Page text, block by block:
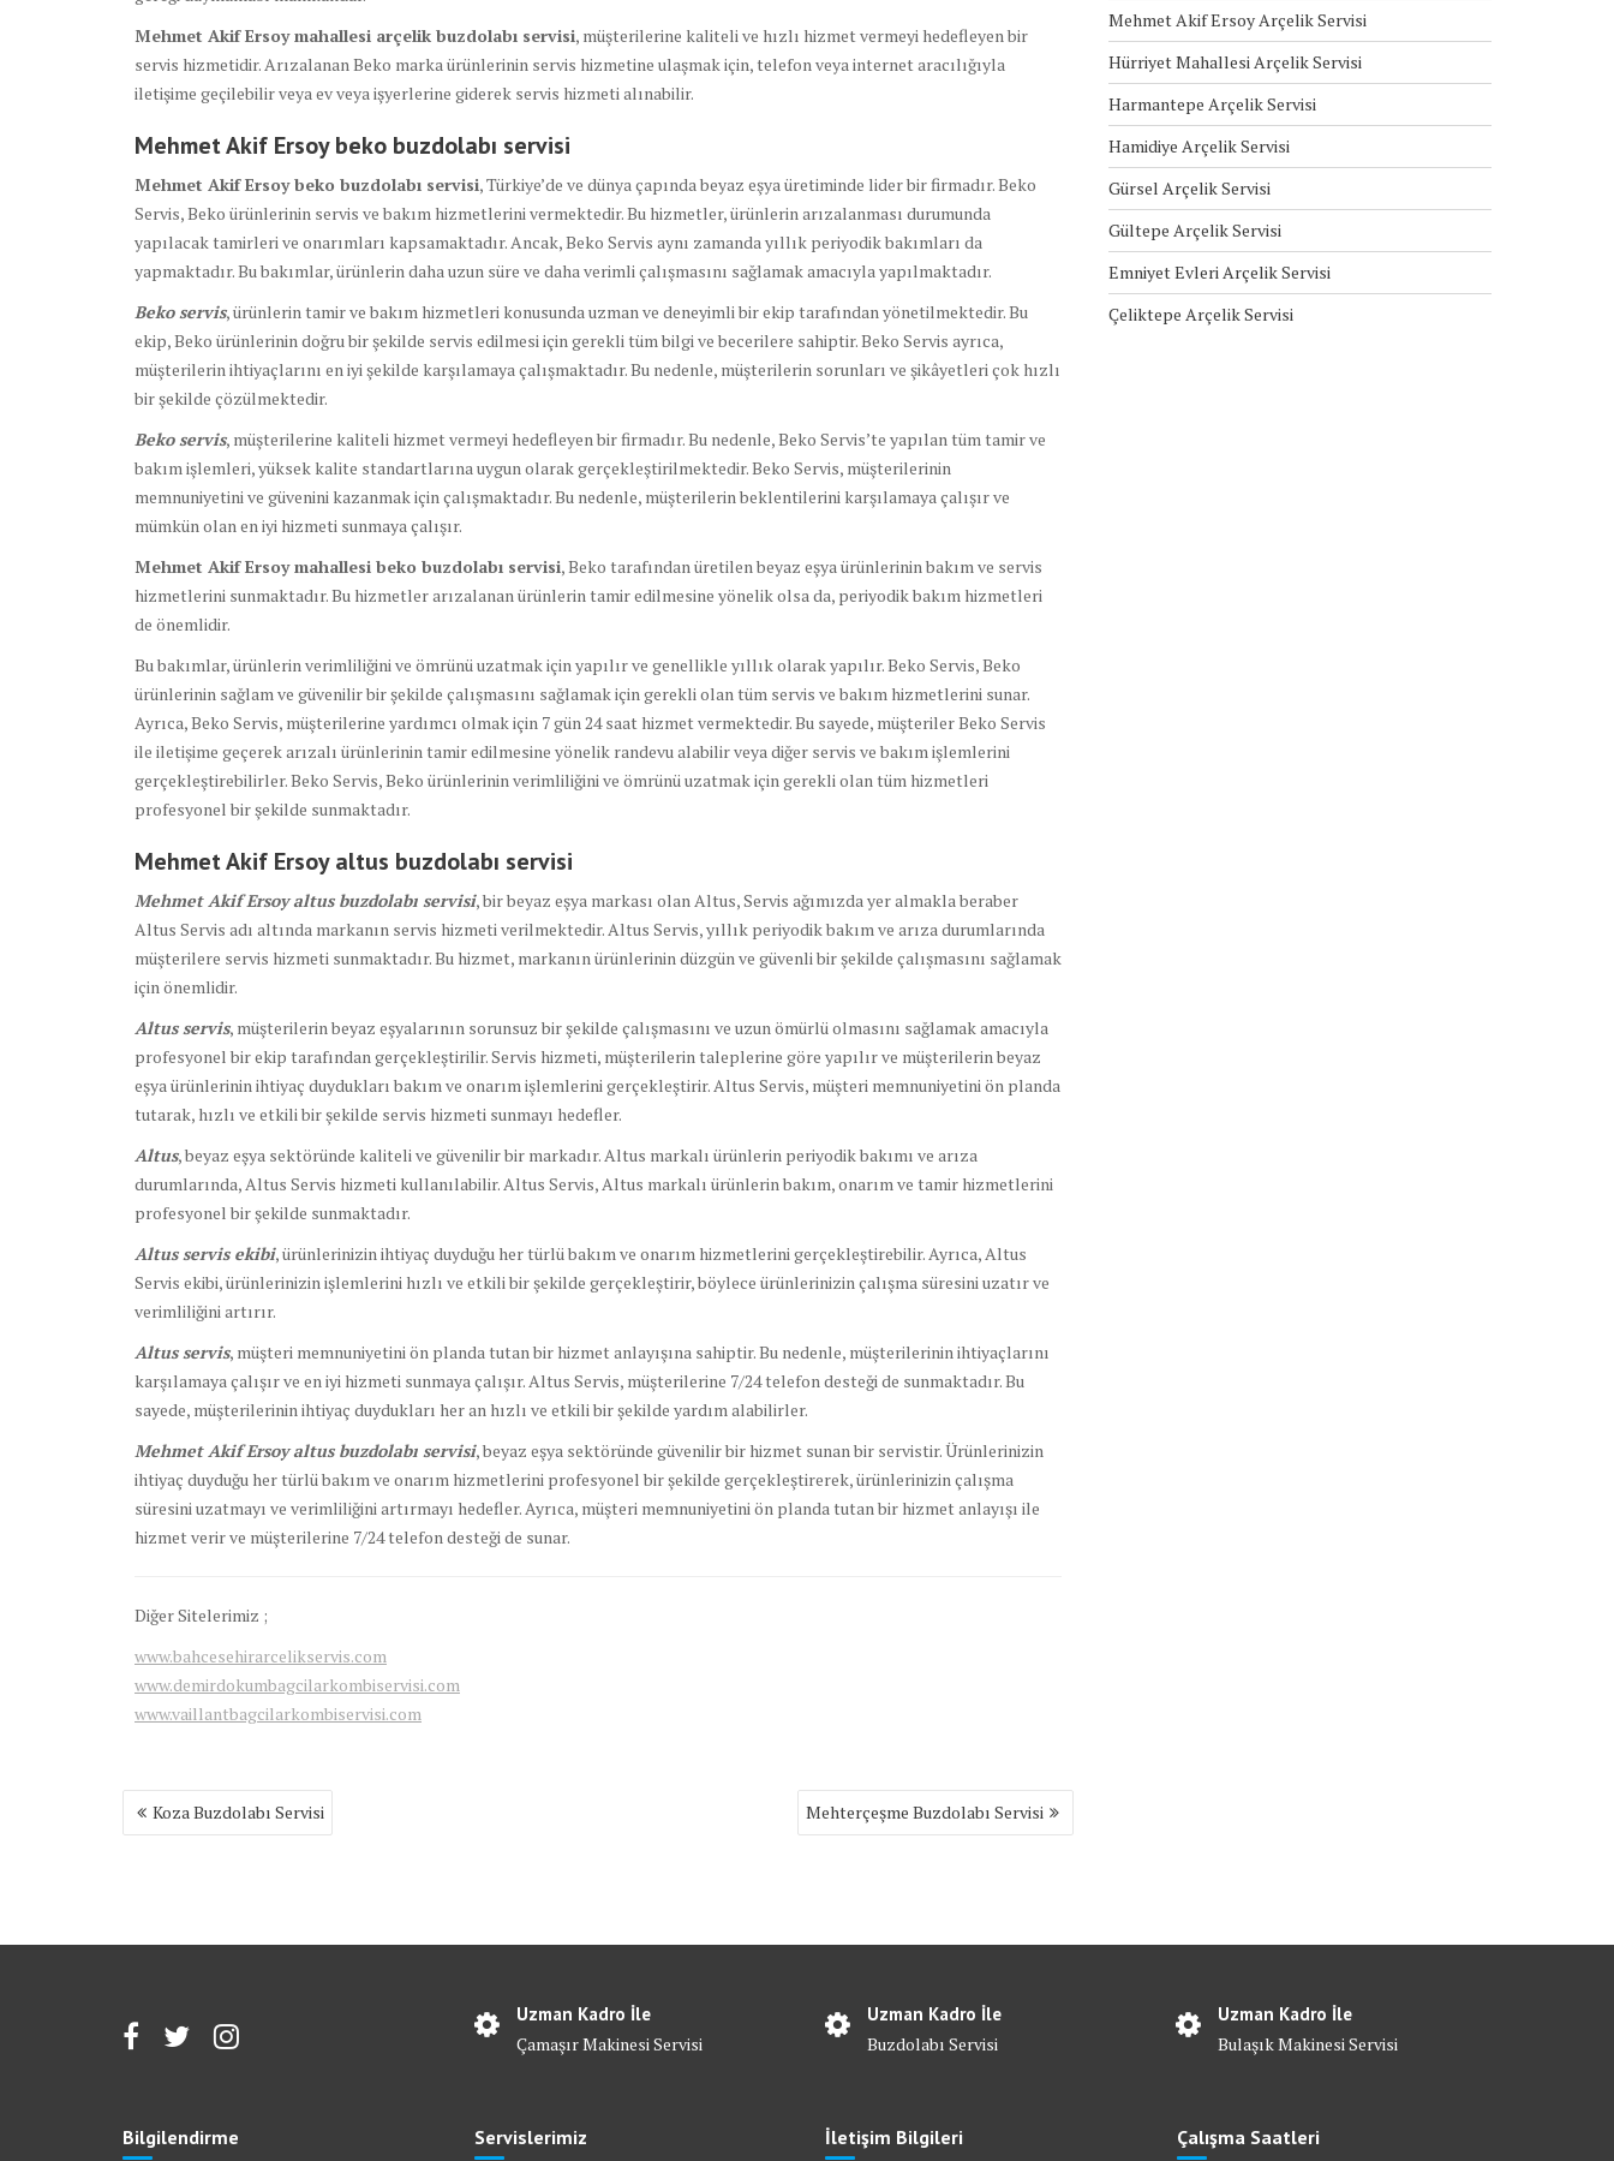
Mehmet Akif Ersoy mahallesi arçelik buzdolabı servisi, müşterilerine kaliteli ve hızlı hizmet vermeyi hedefleyen bir
servis hizmetidir. Arızalanan Beko marka ürünlerinin servis hizmetine ulaşmak için, telefon veya internet aracılığıyla
iletişime geçilebilir veya ev veya işyerlerine giderek servis hizmeti alınabilir.
Mehmet Akif Ersoy beko buzdolabı servisi
Mehmet Akif Ersoy beko buzdolabı servisi, Türkiye’de ve dünya çapında beyaz eşya üretiminde lider bir firmadır. Beko
Servis, Beko ürünlerinin servis ve bakım hizmetlerini vermektedir. Bu hizmetler, ürünlerin arızalanması durumunda
yapılacak tamirleri ve onarımları kapsamaktadır. Ancak, Beko Servis aynı zamanda yıllık periyodik bakımları da
yapmaktadır. Bu bakımlar, ürünlerin daha uzun süre ve daha verimli çalışmasını sağlamak amacıyla yapılmaktadır.
Beko servis, ürünlerin tamir ve bakım hizmetleri konusunda uzman ve deneyimli bir ekip tarafından yönetilmektedir. Bu
ekip, Beko ürünlerinin doğru bir şekilde servis edilmesi için gerekli tüm bilgi ve becerilere sahiptir. Beko Servis ayrıca,
müşterilerin ihtiyaçlarını en iyi şekilde karşılamaya çalışmaktadır. Bu nedenle, müşterilerin sorunları ve şikâyetleri çok hızlı
bir şekilde çözülmektedir.
Beko servis, müşterilerine kaliteli hizmet vermeyi hedefleyen bir firmadır. Bu nedenle, Beko Servis’te yapılan tüm tamir ve
bakım işlemleri, yüksek kalite standartlarına uygun olarak gerçekleştirilmektedir. Beko Servis, müşterilerinin
memnuniyetini ve güvenini kazanmak için çalışmaktadır. Bu nedenle, müşterilerin beklentilerini karşılamaya çalışır ve
mümkün olan en iyi hizmeti sunmaya çalışır.
Mehmet Akif Ersoy mahallesi beko buzdolabı servisi, Beko tarafından üretilen beyaz eşya ürünlerinin bakım ve servis
hizmetlerini sunmaktadır. Bu hizmetler arızalanan ürünlerin tamir edilmesine yönelik olsa da, periyodik bakım hizmetleri
de önemlidir.
Bu bakımlar, ürünlerin verimliliğini ve ömrünü uzatmak için yapılır ve genellikle yıllık olarak yapılır. Beko Servis, Beko
ürünlerinin sağlam ve güvenilir bir şekilde çalışmasını sağlamak için gerekli olan tüm servis ve bakım hizmetlerini sunar.
Ayrıca, Beko Servis, müşterilerine yardımcı olmak için 7 gün 24 saat hizmet vermektedir. Bu sayede, müşteriler Beko Servis
ile iletişime geçerek arızalı ürünlerinin tamir edilmesine yönelik randevu alabilir veya diğer servis ve bakım işlemlerini
gerçekleştirebilirler. Beko Servis, Beko ürünlerinin verimliliğini ve ömrünü uzatmak için gerekli olan tüm hizmetleri
profesyonel bir şekilde sunmaktadır.
Mehmet Akif Ersoy altus buzdolabı servisi
Mehmet Akif Ersoy altus buzdolabı servisi, bir beyaz eşya markası olan Altus, Servis ağımızda yer almakla beraber
Altus Servis adı altında markanın servis hizmeti verilmektedir. Altus Servis, yıllık periyodik bakım ve arıza durumlarında
müşterilere servis hizmeti sunmaktadır. Bu hizmet, markanın ürünlerinin düzgün ve güvenli bir şekilde çalışmasını sağlamak
için önemlidir.
Altus servis, müşterilerin beyaz eşyalarının sorunsuz bir şekilde çalışmasını ve uzun ömürlü olmasını sağlamak amacıyla
profesyonel bir ekip tarafından gerçekleştirilir. Servis hizmeti, müşterilerin taleplerine göre yapılır ve müşterilerin beyaz
eşya ürünlerinin ihtiyaç duydukları bakım ve onarım işlemlerini gerçekleştirir. Altus Servis, müşteri memnuniyetini ön planda
tutarak, hızlı ve etkili bir şekilde servis hizmeti sunmayı hedefler.
Altus, beyaz eşya sektöründe kaliteli ve güvenilir bir markadır. Altus markalı ürünlerin periyodik bakımı ve arıza
durumlarında, Altus Servis hizmeti kullanılabilir. Altus Servis, Altus markalı ürünlerin bakım, onarım ve tamir hizmetlerini
profesyonel bir şekilde sunmaktadır.
Altus servis ekibi, ürünlerinizin ihtiyaç duyduğu her türlü bakım ve onarım hizmetlerini gerçekleştirebilir. Ayrıca, Altus
Servis ekibi, ürünlerinizin işlemlerini hızlı ve etkili bir şekilde gerçekleştirir, böylece ürünlerinizin çalışma süresini uzatır ve
verimliliğini artırır.
Altus servis, müşteri memnuniyetini ön planda tutan bir hizmet anlayışına sahiptir. Bu nedenle, müşterilerinin ihtiyaçlarını
karşılamaya çalışır ve en iyi hizmeti sunmaya çalışır. Altus Servis, müşterilerine 7/24 telefon desteği de sunmaktadır. Bu
sayede, müşterilerinin ihtiyaç duydukları her an hızlı ve etkili bir şekilde yardım alabilirler.
Mehmet Akif Ersoy altus buzdolabı servisi, beyaz eşya sektöründe güvenilir bir hizmet sunan bir servistir. Ürünlerinizin
ihtiyaç duyduğu her türlü bakım ve onarım hizmetlerini profesyonel bir şekilde gerçekleştirerek, ürünlerinizin çalışma
süresini uzatmayı ve verimliliğini artırmayı hedefler. Ayrıca, müşteri memnuniyetini ön planda tutan bir hizmet anlayışı ile
hizmet verir ve müşterilerine 7/24 telefon desteği de sunar.
Diğer Sitelerimiz ;
www.bahcesehirarcelikservis.com
www.demirdokumbagcilarkombiservisi.com
www.vaillantbagcilarkombiservisi.com
Yazı
gezinmesi
Koza Buzdolabı Servisi Mehterçeşme Buzdolabı Servisi
Mehmet Akif Ersoy Arçelik Servisi
Hürriyet Mahallesi Arçelik Servisi
Harmantepe Arçelik Servisi
Hamidiye Arçelik Servisi
Gürsel Arçelik Servisi
Gültepe Arçelik Servisi
Emniyet Evleri Arçelik Servisi
Çeliktepe Arçelik Servisi
Uzman Kadro İle
Çamaşır Makinesi Servisi
Uzman Kadro İle
Buzdolabı Servisi
Uzman Kadro İle
Bulaşık Makinesi Servisi
Bilgilendirme Servislerimiz İletişim Bilgileri Çalışma Saatleri